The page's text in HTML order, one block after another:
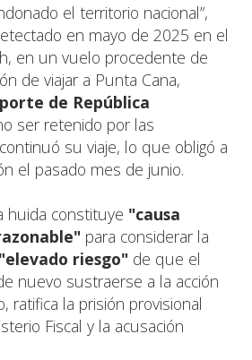
el territorio nacional”,
en mayo de 2025 en el
en un vuelo procedente de
de viajar a Punta Cana,
de República
ser retenido por las
su viaje, lo que obligó a
el pasado mes de junio.
huida constituye "causa
para considerar la
"elevado riesgo" de que el
nuevo sustraerse a la acción
ratifica la prisión provisional
Fiscal y la acusación